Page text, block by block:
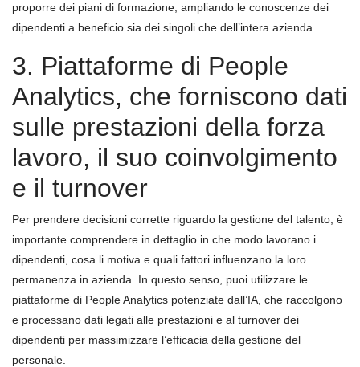
proporre dei piani di formazione, ampliando le conoscenze dei
dipendenti a beneficio sia dei singoli che dell’intera azienda.
3. Piattaforme di People
Analytics, che forniscono dati
sulle prestazioni della forza
lavoro, il suo coinvolgimento
e il turnover
Per prendere decisioni corrette riguardo la gestione del talento, è
importante comprendere in dettaglio in che modo lavorano i
dipendenti, cosa li motiva e quali fattori influenzano la loro
permanenza in azienda. In questo senso, puoi utilizzare le
piattaforme di People Analytics potenziate dall’IA, che raccolgono
e processano dati legati alle prestazioni e al turnover dei
dipendenti per massimizzare l’efficacia della gestione del
personale.